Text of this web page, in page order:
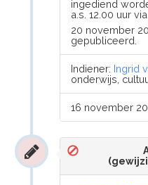
ingediend
a.s. 12.00 uur
20 november
gepubliceerd.
Indiener: Ingrid
onderwijs,
16 november